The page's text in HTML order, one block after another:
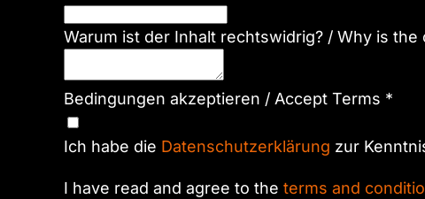
Warum ist der Inhalt rechtswidrig? / Why is the
Bedingungen akzeptieren / Accept Terms *
Ich habe die Datenschutzerklärung zur
I have read and agree to the terms and